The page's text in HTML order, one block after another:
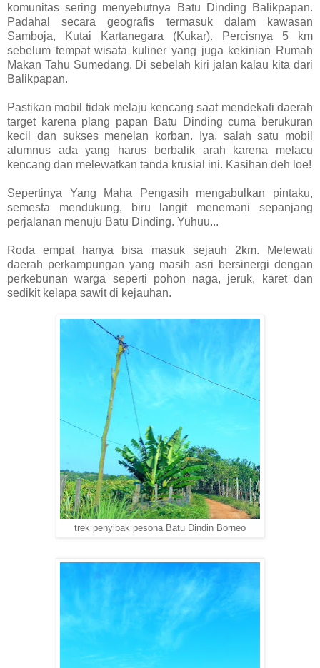
komunitas sering menyebutnya Batu Dinding Balikpapan.
Padahal secara geografis termasuk dalam kawasan
Samboja, Kutai Kartanegara (Kukar). Percisnya 5 km
sebelum tempat wisata kuliner yang juga kekinian Rumah
Makan Tahu Sumedang. Di sebelah kiri jalan kalau kita dari
Balikpapan.
Pastikan mobil tidak melaju kencang saat mendekati daerah
target karena plang papan Batu Dinding cuma berukuran
kecil dan sukses menelan korban. Iya, salah satu mobil
alumnus ada yang harus berbalik arah karena melacu
kencang dan melewatkan tanda krusial ini. Kasihan deh loe!
Sepertinya Yang Maha Pengasih mengabulkan pintaku,
semesta mendukung, biru langit menemani sepanjang
perjalanan menuju Batu Dinding. Yuhuu...
Roda empat hanya bisa masuk sejauh 2km. Melewati
daerah perkampungan yang masih asri bersinergi dengan
perkebunan warga seperti pohon naga, jeruk, karet dan
sedikit kelapa sawit di kejauhan.
trek penyibak pesona Batu Dindin Borneo